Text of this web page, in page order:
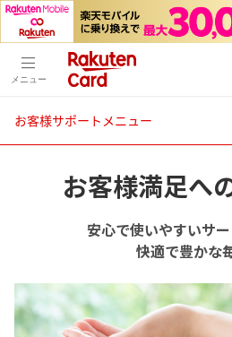
メニュー
お客様サポートメニュー
お客様満足へ
安心で使いやすいサー
快適で豊かな